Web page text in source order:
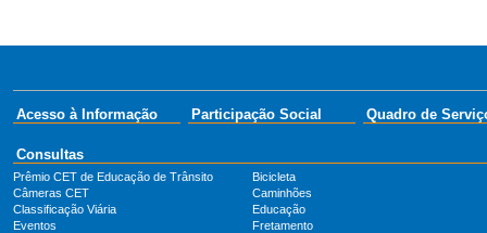
Acesso à Informação Participação Social Quadro de
Consultas
Prêmio CET de Educação de Trânsito
Bicicleta
Câmeras CET
Caminhões
Classificação Viária
Educação
Eventos
Fretamento